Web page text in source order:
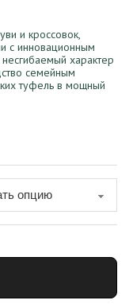
и кроссовок,
с инновационным
характер
семейным
туфель в мощный
PREMIATA